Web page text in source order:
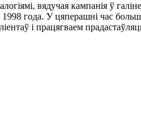
вядучая кампанія ў
года. У цяперашні час
і працягваем